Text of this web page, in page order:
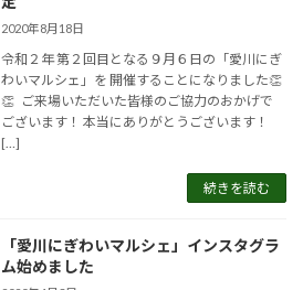
2020年8月18日
令和２年 第２回目となる９月６日の「愛川にぎ
わいマルシェ」を 開催することになりました👏
👏 ご来場いただいた皆様のご協力のおかげで
ございます！ 本当にありがとうございます！
[…]
続きを読む
「愛川にぎわいマルシェ」インスタグラ
ム始めました